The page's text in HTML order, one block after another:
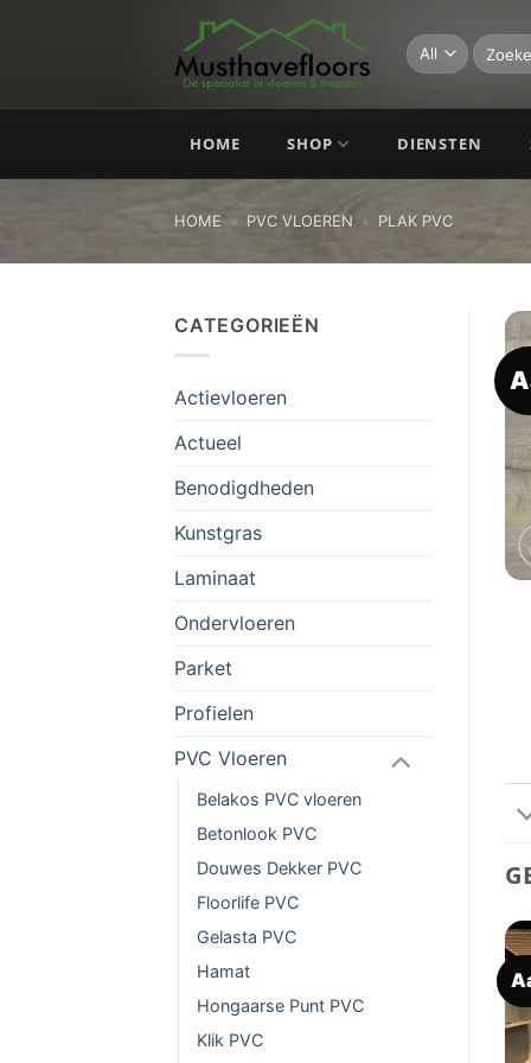
Zoeken
naar:
HOME SHOP DIENSTEN
HOME » PVC VLOEREN » PLAK PVC
CATEGORIEËN
Actievloeren
Actueel
Benodigdheden
Kunstgras
Laminaat
Ondervloeren
Parket
Profielen
PVC Vloeren
Belakos PVC vloeren
Betonlook PVC
Douwes Dekker PVC
Floorlife PVC
Gelasta PVC
Hamat
Hongaarse Punt PVC
Klik PVC
aan